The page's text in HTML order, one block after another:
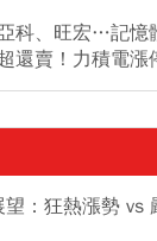
科、旺宏…記憶
還賣！力積電漲
：狂熱漲勢 vs